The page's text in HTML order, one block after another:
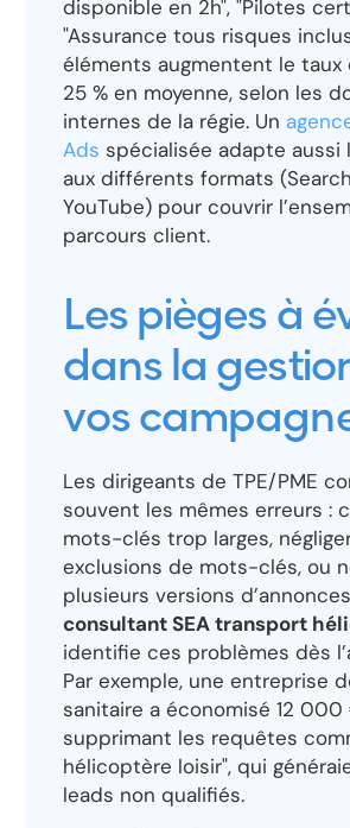
disponible en 2h", "Pilotes
"Assurance tous risques
éléments augmentent le taux
25 % en moyenne, selon les
internes de la régie. Un
Ads spécialisée adapte aussi
aux différents formats
YouTube) pour couvrir
parcours client.
Les pièges à
dans la
vos
Les dirigeants de TPE/PME
souvent les mêmes erreurs :
mots-clés trop larges,
exclusions de mots-clés, ou
plusieurs versions
consultant SEA transport
identifie ces problèmes dès
Par exemple, une entreprise
sanitaire a économisé 12
supprimant les requêtes
hélicoptère loisir", qui
leads non qualifiés.